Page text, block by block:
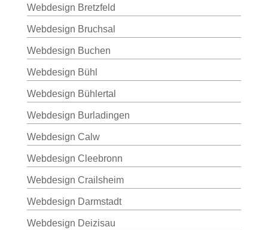
Webdesign Bretzfeld
Webdesign Bruchsal
Webdesign Buchen
Webdesign Bühl
Webdesign Bühlertal
Webdesign Burladingen
Webdesign Calw
Webdesign Cleebronn
Webdesign Crailsheim
Webdesign Darmstadt
Webdesign Deizisau